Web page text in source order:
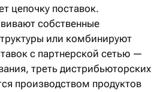
цепочку поставок.
собственные
или комбинируют
с партнерской сетью —
треть дистрибьюторских
производством продуктов